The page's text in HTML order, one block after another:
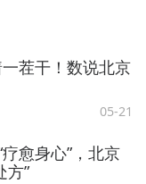
茬干！数说北京
05-21
疗愈身心”，北京
方”